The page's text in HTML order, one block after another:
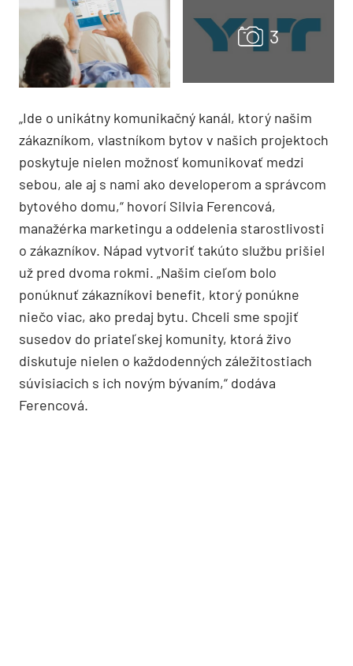
„Ide o unikátny komunikačný kanál, ktorý našim
zákazníkom, vlastníkom bytov v našich projektoch
poskytuje nielen možnosť komunikovať medzi
sebou, ale aj s nami ako developerom a správcom
bytového domu,“ hovorí Silvia Ferencová,
manažérka marketingu a oddelenia starostlivosti
o zákazníkov. Nápad vytvoriť takúto službu prišiel
už pred dvoma rokmi. „Našim cieľom bolo
ponúknuť zákazníkovi benefit, ktorý ponúkne
niečo viac, ako predaj bytu. Chceli sme spojiť
susedov do priateľskej komunity, ktorá živo
diskutuje nielen o každodenných záležitostiach
súvisiacich s ich novým bývaním,“ dodáva
Ferencová.